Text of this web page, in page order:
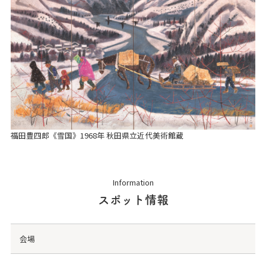
福田豊四郎《雪国》1968年 秋田県立近代美術館蔵
Information
スポット情報
会場